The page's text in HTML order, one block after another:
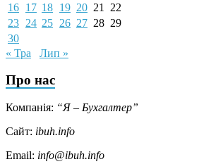
16 17 18 19 20 21
22
23 24 25 26 27 28 29
30
« Тра
Лип »
Про нас
Компанія: “Я – Бухгалтер”
Сайт: ibuh.info
Email: info@ibuh.info